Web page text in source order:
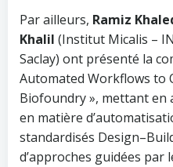
Par ailleurs, Ramiz
Khalil (Institut Micalis –
Saclay) ont présenté la
Automated Workflows to
Biofoundry », mettant en
en matière
standardisés
d’approches guidées par